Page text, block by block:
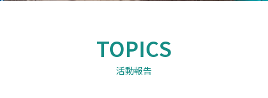
TOPICS
活動報告